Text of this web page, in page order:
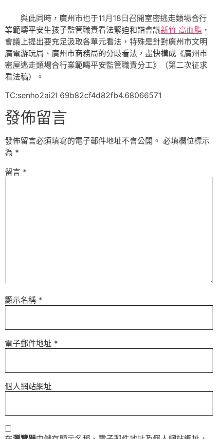
與此同時，廣州市也于11月18日召開室密逃走類場合行
業範疇平安生孩子監管職責看法緊迫和諧會議新竹 高血脂 ，
會議上提出要充足汲取各單元看法，特殊是針對廣州市文明
廣電游玩局、廣州市商務局的分歧看法，盡快構成《廣州市
密屋逃走類場合行業範疇平安監管職責分工》（第二次征求
看法稿）。
TC:senho2ai2l 69b82cf4d82fb4.68066571
發佈留言
發佈留言必須填寫的電子郵件地址不會公開。 必填欄位標示
為 *
留言 *
顯示名稱 *
電子郵件地址 *
個人網站網址